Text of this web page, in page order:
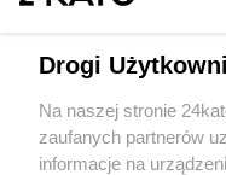
Polska Grupa
Wydawca mediów
Drogi
Na naszej stronie
zaufanych partnerów
informacje na